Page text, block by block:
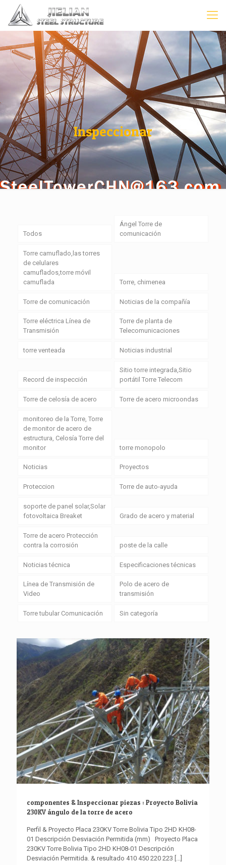
Inspeccionar
Todos
Ángel Torre de
comunicación
Torre camuflado,las torres
de celulares
camuflados,torre móvil
camuflada
Torre, chimenea
Torre de comunicación Noticias de la compañía
Torre eléctrica Línea de
Transmisión
Torre de planta de
Telecomunicaciones
torre venteada Noticias industrial
Record de inspección
Sitio torre integrada,Sitio
portátil Torre Telecom
Torre de celosía de acero Torre de acero microondas
monitoreo de la Torre, Torre
de monitor de acero de
estructura, Celosía Torre del
monitor
torre monopolo
Noticias Proyectos
Proteccion Torre de auto-ayuda
soporte de panel solar,Solar
fotovoltaica Breaket
Grado de acero y material
Torre de acero Protección
contra la corrosión
poste de la calle
Noticias técnica Especificaciones técnicas
Línea de Transmisión de
Video
Polo de acero de
transmisión
Torre tubular Comunicación Sin categoría
componentes & Inspeccionar piezas : Proyecto Bolivia
230KV ángulo de la torre de acero
Perfil & Proyecto Placa 230KV Torre Bolivia Tipo 2HD KH08-
01 Descripción Desviación Permitida (mm) Proyecto Placa
230KV Torre Bolivia Tipo 2HD KH08-01 Descripción
Desviación Permitida. & resultado 410 450 220 223 [...]